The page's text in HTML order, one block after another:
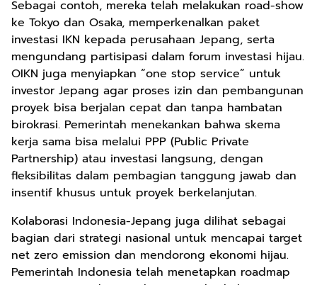
Sebagai contoh, mereka telah melakukan road-show
ke Tokyo dan Osaka, memperkenalkan paket
investasi IKN kepada perusahaan Jepang, serta
mengundang partisipasi dalam forum investasi hijau.
OIKN juga menyiapkan “one stop service” untuk
investor Jepang agar proses izin dan pembangunan
proyek bisa berjalan cepat dan tanpa hambatan
birokrasi. Pemerintah menekankan bahwa skema
kerja sama bisa melalui PPP (Public Private
Partnership) atau investasi langsung, dengan
fleksibilitas dalam pembagian tanggung jawab dan
insentif khusus untuk proyek berkelanjutan.
Kolaborasi Indonesia-Jepang juga dilihat sebagai
bagian dari strategi nasional untuk mencapai target
net zero emission dan mendorong ekonomi hijau.
Pemerintah Indonesia telah menetapkan roadmap